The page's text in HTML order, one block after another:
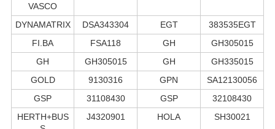
VASCO
DYNAMATRIX DSA343304 EGT
383535EGT
FI.BA
FSA118 GH
GH305015
GH
GH305015 GH
GH335015
GOLD
9130316 GPN
SA12130056
GSP
31108430 GSP
32108430
HERTH+BUS
J4320901 HOLA SH30021